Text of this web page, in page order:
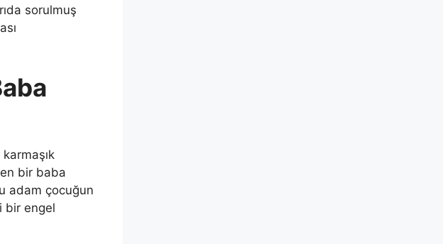
sorulmuş
bir baba
adam çocuğun
bir engel